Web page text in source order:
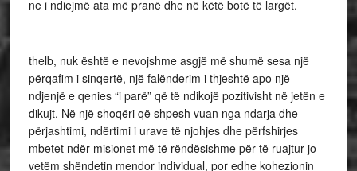
ne i ndiejmë ata më pranë dhe në këtë botë të largët.
thelb, nuk është e nevojshme asgjë më shumë sesa një
përqafim i sinqertë, një falënderim i thjeshtë apo një
ndjenjë e qenies “i parë” që të ndikojë pozitivisht në jetën e
dikujt. Në një shoqëri që shpesh vuan nga ndarja dhe
përjashtimi, ndërtimi i urave të njohjes dhe përfshirjes
mbetet ndër misionet më të rëndësishme për të ruajtur jo
vetëm shëndetin mendor individual, por edhe kohezionin